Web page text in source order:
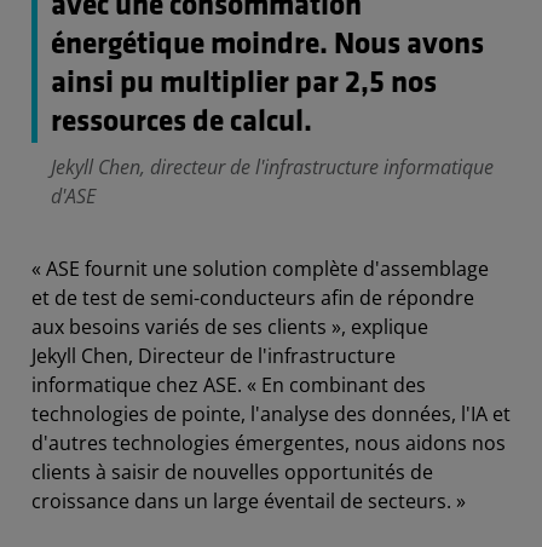
avec une consommation
énergétique moindre. Nous avons
ainsi pu multiplier par 2,5 nos
ressources de calcul.
Jekyll Chen, directeur de l'infrastructure informatique
d'ASE
« ASE fournit une solution complète d'assemblage
et de test de semi-conducteurs afin de répondre
aux besoins variés de ses clients », explique
Jekyll Chen, Directeur de l'infrastructure
informatique chez ASE. « En combinant des
technologies de pointe, l'analyse des données, l'IA et
d'autres technologies émergentes, nous aidons nos
clients à saisir de nouvelles opportunités de
croissance dans un large éventail de secteurs. »